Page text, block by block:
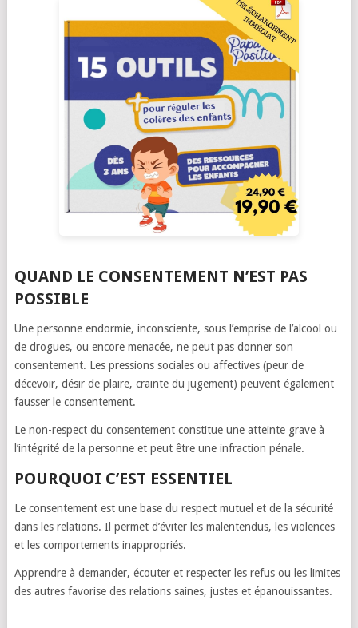
QUAND LE CONSENTEMENT N’EST PAS
POSSIBLE
Une personne endormie, inconsciente, sous l’emprise de l’alcool ou
de drogues, ou encore menacée, ne peut pas donner son
consentement. Les pressions sociales ou affectives (peur de
décevoir, désir de plaire, crainte du jugement) peuvent également
fausser le consentement.
Le non-respect du consentement constitue une atteinte grave à
l’intégrité de la personne et peut être une infraction pénale.
POURQUOI C’EST ESSENTIEL
Le consentement est une base du respect mutuel et de la sécurité
dans les relations. Il permet d’éviter les malentendus, les violences
et les comportements inappropriés.
Apprendre à demander, écouter et respecter les refus ou les limites
des autres favorise des relations saines, justes et épanouissantes.